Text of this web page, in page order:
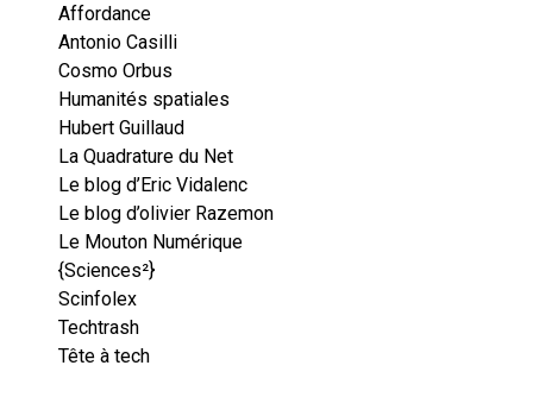
Affordance
Antonio Casilli
Cosmo Orbus
Humanités spatiales
Hubert Guillaud
La Quadrature du Net
Le blog d’Eric Vidalenc
Le blog d’olivier Razemon
Le Mouton Numérique
{Sciences²}
Scinfolex
Techtrash
Tête à tech